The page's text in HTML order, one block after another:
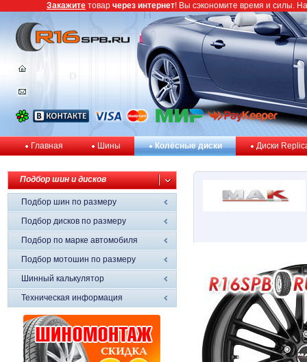
Главная Шины Колёсные диски Диски
Подбор шин и дисков
Подбор шин по размеру
Подбор дисков по размеру
Подбор по марке автомобиля
Подбор мотошин по размеру
Шинный калькулятор
Техническая информация
Закажите товар через интернет! Вы сэкономите время и силы.